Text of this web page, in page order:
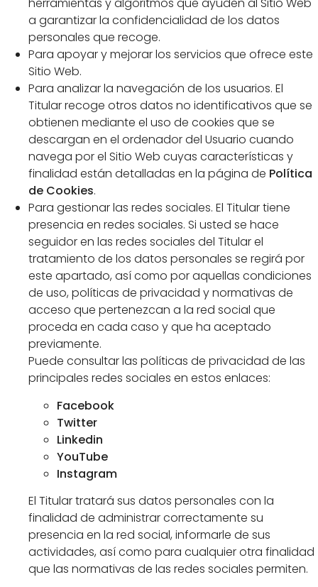
herramientas y algoritmos que ayuden al Sitio Web
a garantizar la confidencialidad de los datos
personales que recoge.
Para apoyar y mejorar los servicios que ofrece este
Sitio Web.
Para analizar la navegación de los usuarios. El
Titular recoge otros datos no identificativos que se
obtienen mediante el uso de cookies que se
descargan en el ordenador del Usuario cuando
navega por el Sitio Web cuyas características y
finalidad están detalladas en la página de Política
de Cookies.
Para gestionar las redes sociales. El Titular tiene
presencia en redes sociales. Si usted se hace
seguidor en las redes sociales del Titular el
tratamiento de los datos personales se regirá por
este apartado, así como por aquellas condiciones
de uso, políticas de privacidad y normativas de
acceso que pertenezcan a la red social que
proceda en cada caso y que ha aceptado
previamente.
Puede consultar las políticas de privacidad de las
principales redes sociales en estos enlaces:
Facebook
Twitter
Linkedin
YouTube
Instagram
El Titular tratará sus datos personales con la
finalidad de administrar correctamente su
presencia en la red social, informarle de sus
actividades, así como para cualquier otra finalidad
que las normativas de las redes sociales permiten.